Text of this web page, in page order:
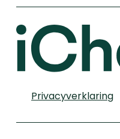
Privacyverklaring